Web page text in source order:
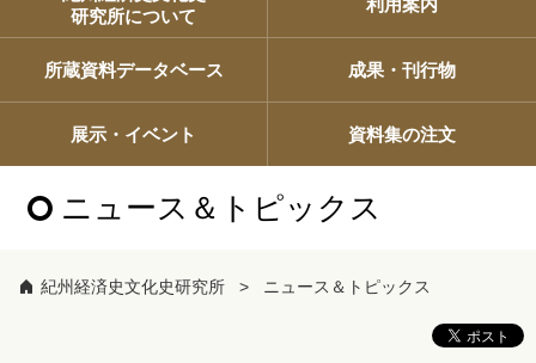
研究所について
利用案内
所蔵資料データベース 成果・刊行物
展示・イベント 資料集の注文
ニュース＆トピックス
紀州経済史文化史研究所 ニュース＆トピックス